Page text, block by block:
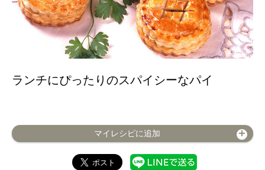
ランチにぴったりのスパイシーなパイ
マイレシピに追加